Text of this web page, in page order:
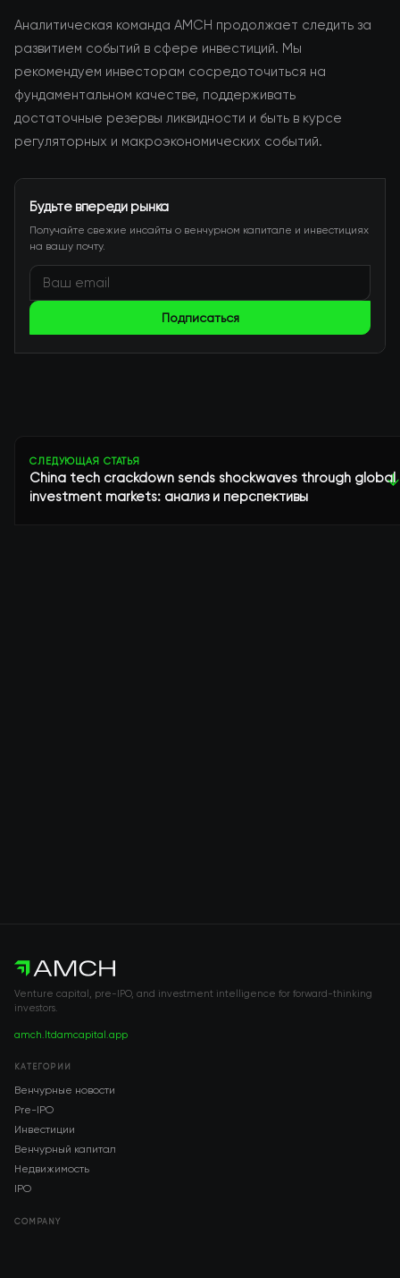
Аналитическая команда AMCH продолжает следить за
развитием событий в сфере инвестиций. Мы
рекомендуем инвесторам сосредоточиться на
фундаментальном качестве, поддерживать
достаточные резервы ликвидности и быть в курсе
регуляторных и макроэкономических событий.
Будьте впереди рынка
Получайте свежие инсайты о венчурном капитале и инвестициях
на вашу почту.
Подписаться
СЛЕДУЮЩАЯ СТАТЬЯ
China tech crackdown sends shockwaves through global
investment markets: анализ и перспективы
↓
Venture capital, pre-IPO, and investment intelligence for forward-thinking
investors.
amch.ltdamcapital.app
КАТЕГОРИИ
Венчурные новости
Pre-IPO
Инвестиции
Венчурный капитал
Недвижимость
IPO
COMPANY